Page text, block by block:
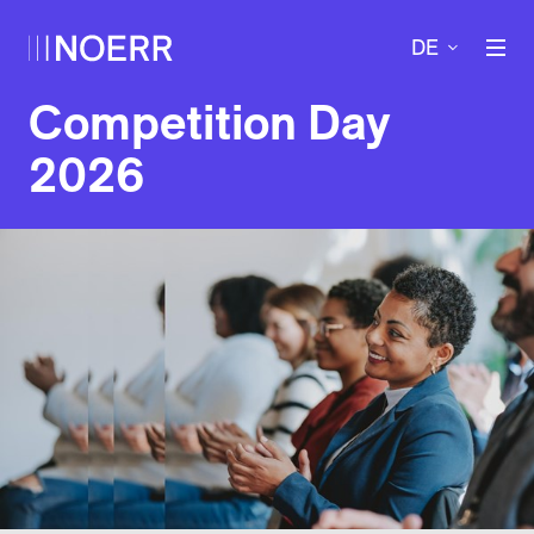
DE
Competition Day
2026